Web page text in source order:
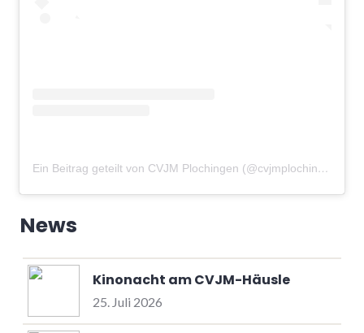
Ein Beitrag geteilt von CVJM Plochingen (@cvjmplochingen)
News
Kinonacht am CVJM-Häusle
25. Juli 2026